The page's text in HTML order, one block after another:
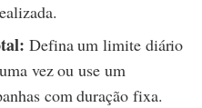
Defina um limite diário
vez ou use um
com duração fixa.